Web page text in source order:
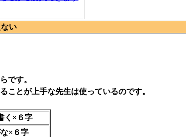
い
です。
ことが上手な先生は使っているのです。
く×６字
×６字